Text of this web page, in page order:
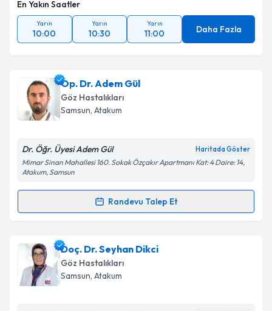
En Yakın Saatler
Yarın
10:00
Yarın
10:30
Yarın
11:00 Daha Fazla
Op. Dr. Adem Gül
Göz Hastalıkları
Samsun, Atakum
Dr. Öğr. Üyesi Adem Gül Haritada Göster
Mimar Sinan Mahallesi 160. Sokak Özçakır Apartmanı Kat: 4 Daire: 14,
Atakum, Samsun
Randevu Talep Et
Randevu Takvimi Talebi
Op. Dr. Adem Güliçin randevu takvimi talebi
oluşturun. Size bu uzmandan randevu almanız için bir
takvim hazırlandığında e-posta ile bilgilendireceğiz.
Doç. Dr. Seyhan Dikci
Göz Hastalıkları
Samsun, Atakum